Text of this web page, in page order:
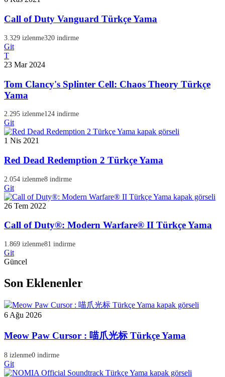
Call of Duty Vanguard Türkçe Yama
3.329 izlenme320 indirme
Git
T
23 Mar 2024
Tom Clancy's Splinter Cell: Chaos Theory Türkçe
Yama
2.295 izlenme124 indirme
Git
1 Nis 2021
Red Dead Redemption 2 Türkçe Yama
2.054 izlenme8 indirme
Git
26 Tem 2022
Call of Duty®: Modern Warfare® II Türkçe Yama
1.869 izlenme81 indirme
Git
Güncel
Son Eklenenler
6 Ağu 2026
Meow Paw Cursor : 喵爪光标 Türkçe Yama
8 izlenme0 indirme
Git